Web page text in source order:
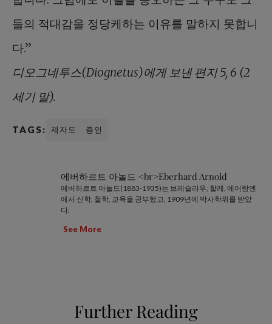
들의 적대감을 정당케하는 이유를 말하지 못합니
다.”
디오그네투스(Diognetus)에게 보낸 편지 5, 6 (2
세기 말).
TAGS: 제자도 증인
에버하르트 아놀드 <br>Eberhard Arnold
에버하르트 아놀드(1883-1935)는 브레슬라우, 할레, 에어랑엔
에서 신학, 철학, 교육을 공부했고, 1909년에 박사학위를 받았
다.
See More
Further Reading